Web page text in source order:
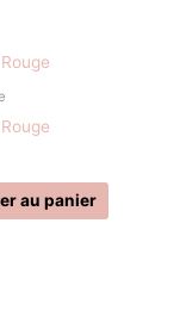
au panier